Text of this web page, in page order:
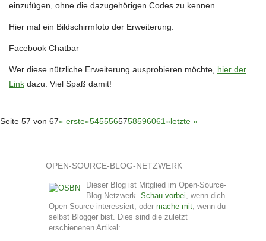
einzufügen, ohne die dazugehörigen Codes zu kennen.
Hier mal ein Bildschirmfoto der Erweiterung:
Facebook Chatbar
Wer diese nützliche Erweiterung ausprobieren möchte, hier der
Link dazu. Viel Spaß damit!
Seite 57 von 67« erste«5455565758596061»letzte »
OPEN-SOURCE-BLOG-NETZWERK
Dieser Blog ist Mitglied im Open-Source-
Blog-Netzwerk. Schau vorbei, wenn dich
Open-Source interessiert, oder mache mit, wenn du
selbst Blogger bist. Dies sind die zuletzt
erschienenen Artikel: